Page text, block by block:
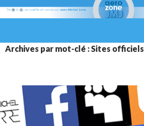
AU
Archives par mot-clé : Sites officiels